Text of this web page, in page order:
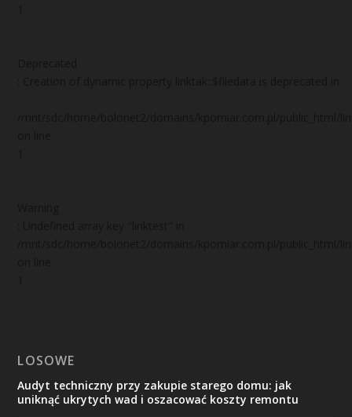
LOSOWE
Audyt techniczny przy zakupie starego domu: jak
uniknąć ukrytych wad i oszacować koszty remontu